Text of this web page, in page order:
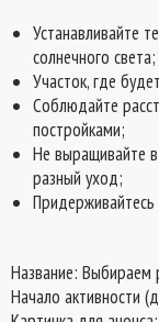
Устанавливайте
солнечного света;
Участок, где
Соблюдайте
постройками;
Не выращивайте
разный уход;
Название: Выбираем
Начало активности